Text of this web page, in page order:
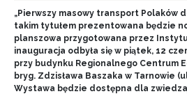
„Pierwszy masowy transport Polaków
takim tytułem prezentowana będzie
planszowa przygotowana przez
inauguracja odbyła się w piątek, 12
przy budynku Regionalnego Centrum
bryg. Zdzisława Baszaka w Tarnowie
Wystawa będzie dostępna dla